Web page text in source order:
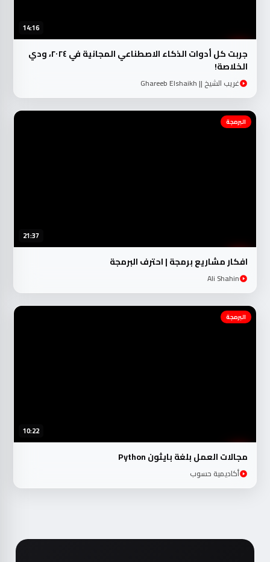
14:16
جربت كل أدوات الذكاء الاصطناعي المجانية في ٢٠٢٤، ودي
الخلاصة!
غريب الشيخ || Ghareeb Elshaikh
21:37
البرمجة
افكار مشاريع برمجة | احترف البرمجة
Ali Shahin
10:22
البرمجة
مجالات العمل بلغة بايثون Python
أكاديمية حسوب